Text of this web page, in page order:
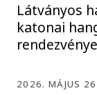
Látványos
katonai
2026. MÁJUS